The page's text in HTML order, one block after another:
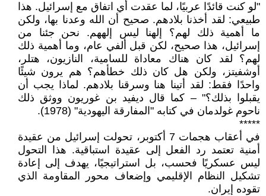
"لو كنت قائدًا عربيًا، لما عقدت أي اتفاق مع إسرائيل. هذا
طبيعي: لقد أخذنا بلادهم. صحيح أن الله وعدنا بها، ولكن
ما أهمية ذلك لهم؟ إلهنا ليس إلههم. نحن جئنا من
إسرائيل، هذا صحيح، لكن قبل ألفي عام، وما أهمية ذلك
لهم؟ لقد كان هناك معاداة للسامية، النازيون، هتلر،
أوشفيتز، ولكن هل كان ذلك خطأهم؟ هم يرون شيئًا
واحدًا فقط: لقد أتينا هنا وسرقنا بلادهم. لماذا يجب أن
يقبلوا بذلك؟" – كما قال ديفيد بن غوريون ووثق ذلك
ناحوم غولدمان في كتابه "المفارقة اليهودية" (1978).
*****
في أعقاب هجمات 7 أكتوبر، تحولت إسرائيل من عقيدة
أمنية تعتمد رد الفعل إلى عقيدة استباقية. هذا التحول
ليس عسكريًا فحسب، بل استراتيجيًا، يهدف إلى إعادة
تشكيل النظام الإقليمي وإضعاف محور المقاومة الذي
تقوده إيران.